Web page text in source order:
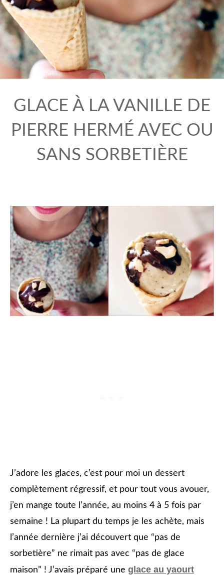
GLACE À LA VANILLE DE
PIERRE HERMÉ AVEC OU
SANS SORBETIÈRE
J’adore les glaces, c’est pour moi un dessert
complètement régressif, et pour tout vous avouer,
j’en mange toute l’année, au moins 4 à 5 fois par
semaine ! La plupart du temps je les achète, mais
l’année dernière j’ai découvert que “pas de
sorbetière” ne rimait pas avec “pas de glace
maison” ! J’avais préparé une glace au yaourt